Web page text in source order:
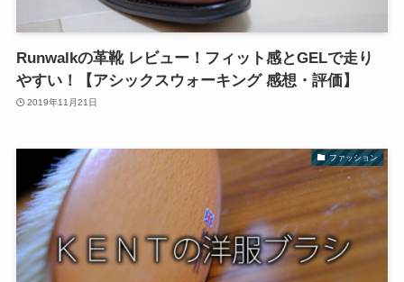
Runwalkの革靴 レビュー！フィット感とGELで走り
やすい！【アシックスウォーキング 感想・評価】
2019年11月21日
ファッション